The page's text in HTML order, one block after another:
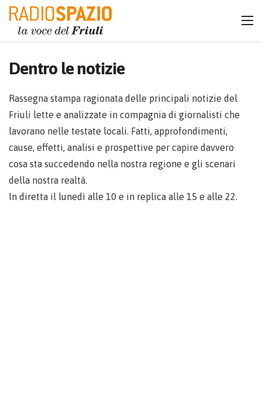
Dentro le notizie
Rassegna stampa ragionata delle principali notizie del
Friuli lette e analizzate in compagnia di giornalisti che
lavorano nelle testate locali. Fatti, approfondimenti,
cause, effetti, analisi e prospettive per capire davvero
cosa sta succedendo nella nostra regione e gli scenari
della nostra realtà.
In diretta il lunedì alle 10 e in replica alle 15 e alle 22.